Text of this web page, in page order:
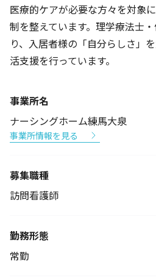
医療的ケアが必要な方々を対象
制を整えています。理学療法士
り、入居者様の「自分らしさ」
活支援を行っています。
事業所名
ナーシングホーム練馬大泉
事業所情報を見る
募集職種
訪問看護師
勤務形態
常勤